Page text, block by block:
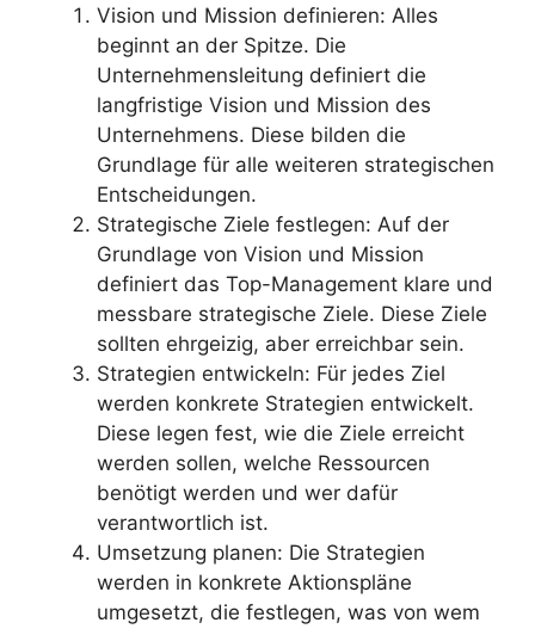
Vision und Mission definieren: Alles
beginnt an der Spitze. Die
Unternehmensleitung definiert die
langfristige Vision und Mission des
Unternehmens. Diese bilden die
Grundlage für alle weiteren strategischen
Entscheidungen.
Strategische Ziele festlegen: Auf der
Grundlage von Vision und Mission
definiert das Top-Management klare und
messbare strategische Ziele. Diese Ziele
sollten ehrgeizig, aber erreichbar sein.
Strategien entwickeln: Für jedes Ziel
werden konkrete Strategien entwickelt.
Diese legen fest, wie die Ziele erreicht
werden sollen, welche Ressourcen
benötigt werden und wer dafür
verantwortlich ist.
Umsetzung planen: Die Strategien
werden in konkrete Aktionspläne
umgesetzt, die festlegen, was von wem